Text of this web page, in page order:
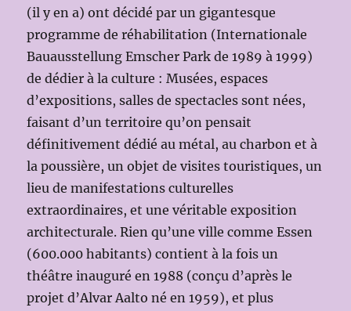
(il y en a) ont décidé par un gigantesque
programme de réhabilitation (Internationale
Bauausstellung Emscher Park de 1989 à 1999)
de dédier à la culture : Musées, espaces
d’expositions, salles de spectacles sont nées,
faisant d’un territoire qu’on pensait
définitivement dédié au métal, au charbon et à
la poussière, un objet de visites touristiques, un
lieu de manifestations culturelles
extraordinaires, et une véritable exposition
architecturale. Rien qu’une ville comme Essen
(600.000 habitants) contient à la fois un
théâtre inauguré en 1988 (conçu d’après le
projet d’Alvar Aalto né en 1959), et plus